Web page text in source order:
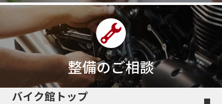
整備のご相談
バイク館トップ